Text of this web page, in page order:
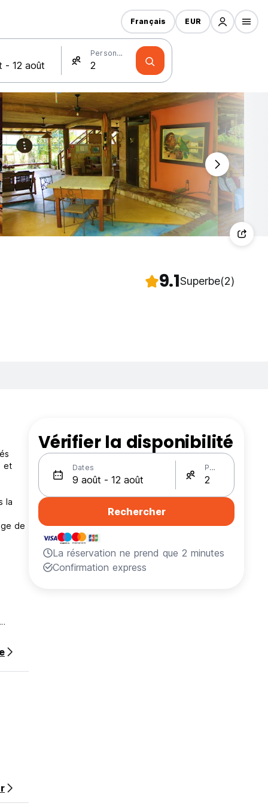
Personnes
Français EUR
9.1Superbe(2)
et
la
de
:
Vérifier la disponibilité
Dates Personnes
Rechercher
La réservation ne prend que 2 minutes
Confirmation express